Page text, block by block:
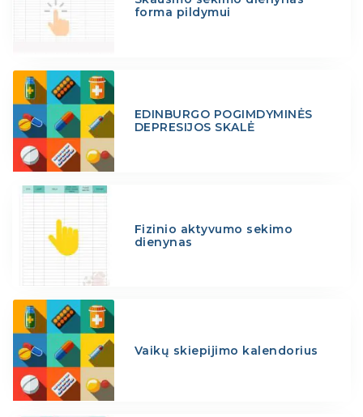
forma pildymui
EDINBURGO POGIMDYMINĖS
DEPRESIJOS SKALĖ
Fizinio aktyvumo sekimo
dienynas
Vaikų skiepijimo kalendorius